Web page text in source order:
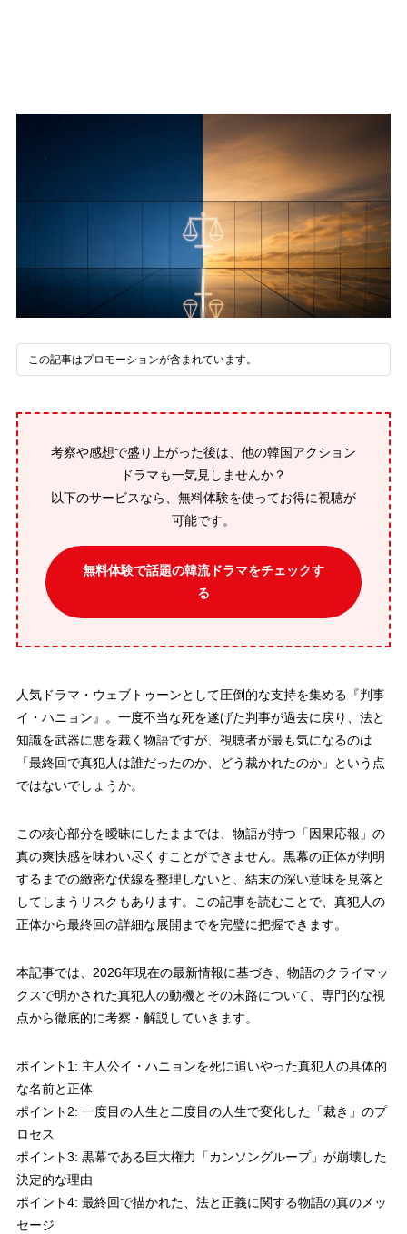
この記事はプロモーションが含まれています。
考察や感想で盛り上がった後は、他の韓国アクション
ドラマも一気見しませんか？
以下のサービスなら、無料体験を使ってお得に視聴が
可能です。
無料体験で話題の韓流ドラマをチェックす
る
人気ドラマ・ウェブトゥーンとして圧倒的な支持を集める『判事
イ・ハニョン』。一度不当な死を遂げた判事が過去に戻り、法と
知識を武器に悪を裁く物語ですが、視聴者が最も気になるのは
「最終回で真犯人は誰だったのか、どう裁かれたのか」という点
ではないでしょうか。
この核心部分を曖昧にしたままでは、物語が持つ「因果応報」の
真の爽快感を味わい尽くすことができません。黒幕の正体が判明
するまでの緻密な伏線を整理しないと、結末の深い意味を見落と
してしまうリスクもあります。この記事を読むことで、真犯人の
正体から最終回の詳細な展開までを完璧に把握できます。
本記事では、2026年現在の最新情報に基づき、物語のクライマッ
クスで明かされた真犯人の動機とその末路について、専門的な視
点から徹底的に考察・解説していきます。
ポイント1: 主人公イ・ハニョンを死に追いやった真犯人の具体的
な名前と正体
ポイント2: 一度目の人生と二度目の人生で変化した「裁き」のプ
ロセス
ポイント3: 黒幕である巨大権力「カンソングループ」が崩壊した
決定的な理由
ポイント4: 最終回で描かれた、法と正義に関する物語の真のメッ
セージ